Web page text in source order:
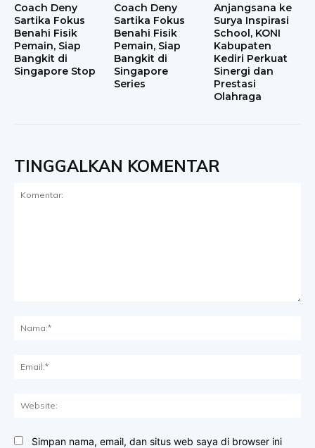
Coach Deny
Sartika Fokus
Benahi Fisik
Pemain, Siap
Bangkit di
Singapore Stop
Coach Deny
Sartika Fokus
Benahi Fisik
Pemain, Siap
Bangkit di
Singapore
Series
Anjangsana ke
Surya Inspirasi
School, KONI
Kabupaten
Kediri Perkuat
Sinergi dan
Prestasi
Olahraga
TINGGALKAN KOMENTAR
Simpan nama, email, dan situs web saya di browser ini